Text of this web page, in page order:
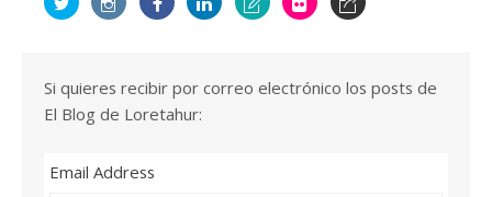
Si quieres recibir por correo electrónico los posts de
El Blog de Loretahur:
Email Address